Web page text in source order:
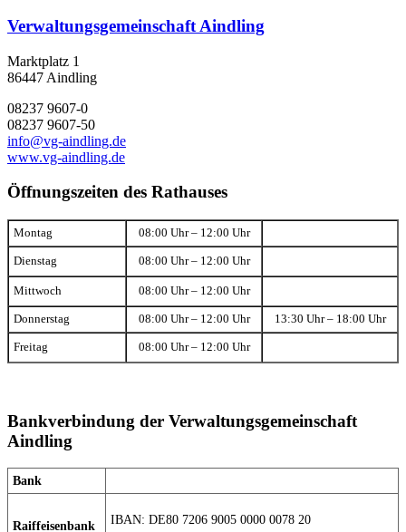
Verwaltungsgemeinschaft Aindling
Marktplatz 1
86447 Aindling
08237 9607-0
08237 9607-50
info@vg-aindling.de
www.vg-aindling.de
Öffnungszeiten des Rathauses
Montag 08:00 Uhr – 12:00 Uhr
Dienstag 08:00 Uhr – 12:00 Uhr
Mittwoch 08:00 Uhr – 12:00 Uhr
Donnerstag 08:00 Uhr – 12:00 Uhr 13:30 Uhr – 18:00 Uhr
Freitag 08:00 Uhr – 12:00 Uhr
Bankverbindung der Verwaltungsgemeinschaft
Aindling
Bank
Raiffeisenbank IBAN: DE80 7206 9005 0000 0078 20